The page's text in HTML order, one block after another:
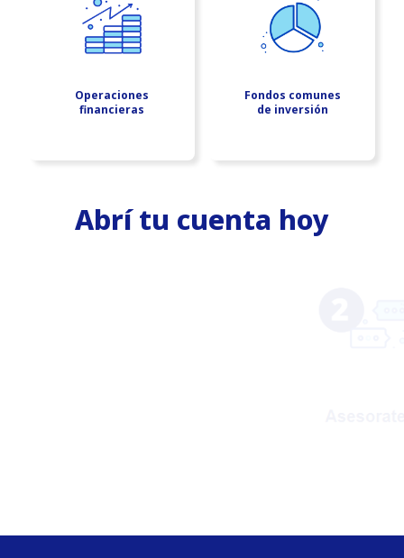
Operaciones
financieras
Fondos comunes
de inversión
Abrí tu cuenta hoy